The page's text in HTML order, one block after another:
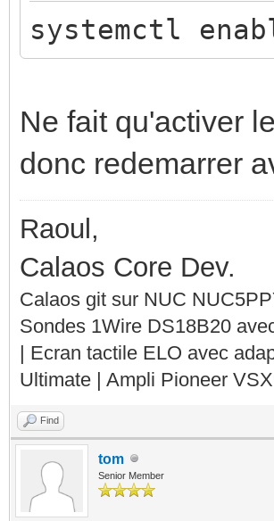
systemctl
Ne fait qu'activer
donc redemarrer
Raoul,
Calaos Core Dev.
Calaos git sur NUC
Sondes 1Wire DS18B20
| Ecran tactile ELO avec
Ultimate | Ampli Pioneer
Find
tom
Senior Member